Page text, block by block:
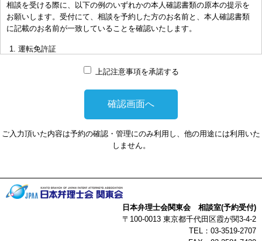
お申し出により、相談担当弁理士に対して調査、出願等の相談事案を
依頼された場合には、通常の受任事件として有料となります。また、
その場合は、依頼者と弁理士個人との関係となり、当会は関与しませ
によって、また、特許事務所によって異なりますので、詳細は特許事
非対面型の相談はWEB会議システムを利用して実施します。WEB会
議システムを利用する事によって生じた不利益または損害に対して、
当会は、一切の責任を負い兼ねます。この点あらかじめご了承くださ
い。
相談を受ける際に、以下の例のいずれかの本人確認書類の原本の提示を
お願いします。受付にて、相談を予約した方のお名前と、本人確認書類
に記載のお名前が一致していることを確認いたします。
運転免許証
マイナンバーカード
本人確認書類を提示頂けない場合は、相談を受けることができません。
上記注意事項を承諾する
ご入力頂いた内容は予約の確認・管理にのみ利用し、他の用途には利用いた
しません。
日本弁理士会関東会 相談室(予約受付)
〒100-0013 東京都千代田区霞が関3-4-2
TEL：03-3519-2707